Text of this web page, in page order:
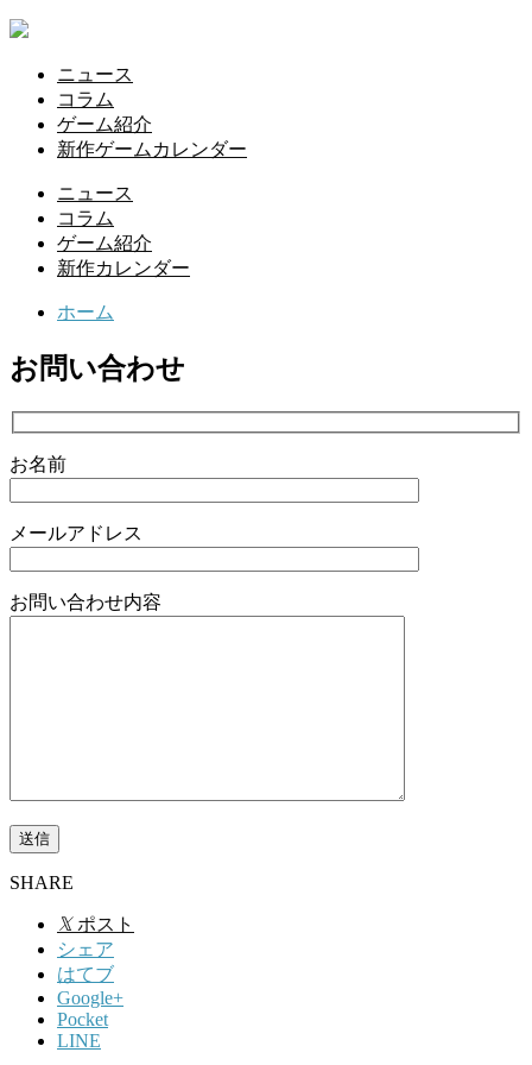
ニュース
コラム
ゲーム紹介
新作ゲームカレンダー
ニュース
コラム
ゲーム紹介
新作カレンダー
ホーム
お問い合わせ
お名前
メールアドレス
お問い合わせ内容
SHARE
𝕏 ポスト
シェア
はてブ
Google+
Pocket
LINE